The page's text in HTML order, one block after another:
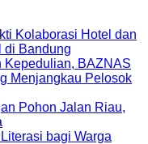
Kolaborasi Hotel dan
di Bandung
Kepedulian, BAZNAS
Menjangkau Pelosok
Pohon Jalan Riau,
bagi Warga